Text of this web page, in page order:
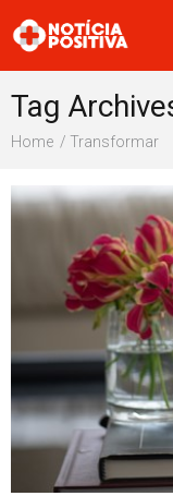
Boas Ações
Opinião
Cultura
Tag
Home Transformar